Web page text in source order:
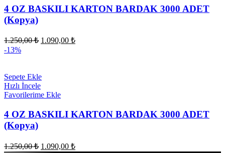
4 OZ BASKILI KARTON BARDAK 3000 ADET
(Kopya)
1.250,00₺ Orijinal
1.090,00 ₺Şu
-13%
Sepete Ekle
Hızlı İncele
Favorilerime Ekle
4 OZ BASKILI KARTON BARDAK 3000 ADET
(Kopya)
1.250,00₺ Orijinal
1.090,00 ₺Şu